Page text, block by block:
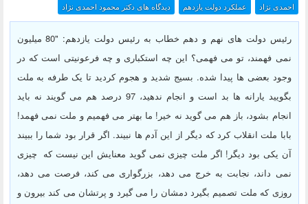
احمدی نژاد عملکرد دولت یازدهم دیدگاه های دکتر محمود احمدی نژاد
رئیس دولت های نهم و دهم خطاب به رئیس دولت یازدهم: "80 میلیون
نمی فهمند، تو می فهمی؟ این چه استکباری و چه فرعونیتی است که در
وجود بعضی ها پیدا شده. بسیج شدید و هجوم کردید تا یک طرفه به ملت
بگویید یارانه ها بد است و انجام ندهید، 97 درصد هم می گویند نه باید
انجام بشود، باز هم می گوید نه خیر! ما بهتر می فهمیم و ملت نمی فهمد!
بابا ملت انقلاب کرد که دیگر از این آدم ها نبیند. اگر قرار بود شما را ببیند
آن یکی بود دیگر! اگر ملت چیزی نمی گوید معنایش این نیست که چیزی
نمی داند، نجابت به خرج می دهد، بزرگواری می کند، فرصت می دهد،
روزی که ملت تصمیم بگیرد دمشان را می گیرد و پرتشان می کند بیرون و